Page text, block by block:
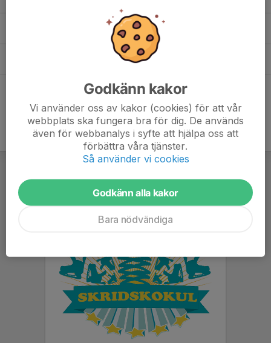
Föräldramöte 13 nov 2021.pdf
Poolspel F12 Skövde 250222.pdf
Godkänn kakor
Vi använder oss av kakor (cookies) för att vår
webbplats ska fungera bra för dig. De används
även för webbanalys i syfte att hjälpa oss att
förbättra våra tjänster.
Så använder vi cookies
Godkänn alla kakor
Bara nödvändiga